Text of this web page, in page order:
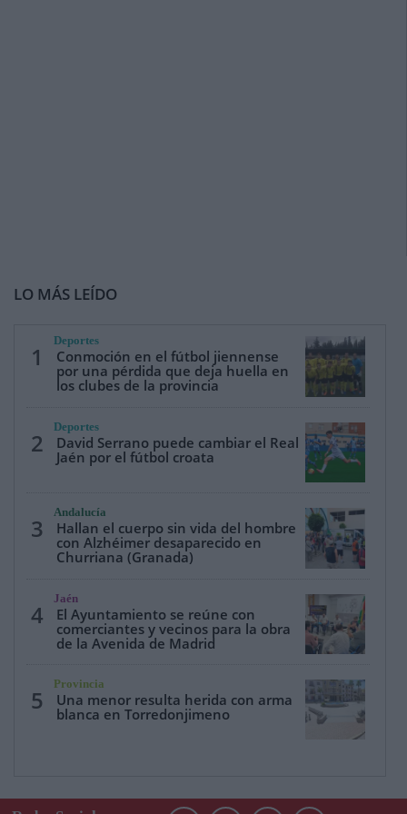
LO MÁS LEÍDO
1
Deportes
Conmoción en el fútbol jiennense
por una pérdida que deja huella en
los clubes de la provincia
2
Deportes
David Serrano puede cambiar el Real
Jaén por el fútbol croata
3
Andalucía
Hallan el cuerpo sin vida del hombre
con Alzhéimer desaparecido en
Churriana (Granada)
4
Jaén
El Ayuntamiento se reúne con
comerciantes y vecinos para la obra
de la Avenida de Madrid
5
Provincia
Una menor resulta herida con arma
blanca en Torredonjimeno